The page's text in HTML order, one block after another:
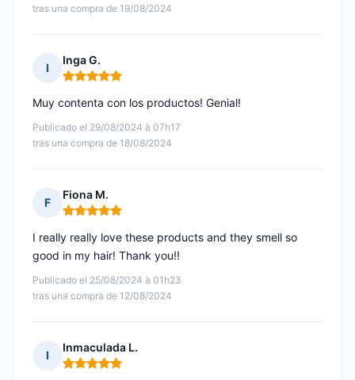
tras una compra de 19/08/2024
I
Inga G.
Nota: 5 de 5
Publicado el 29/08/2024 à 07h17
tras una compra de 18/08/2024
Muy contenta con los productos! Genial!
F
Fiona M.
Nota: 5 de 5
Publicado el 25/08/2024 à 01h23
tras una compra de 12/08/2024
I really really love these products and they smell so
good in my hair! Thank you!!
I
Inmaculada L.
Nota: 5 de 5